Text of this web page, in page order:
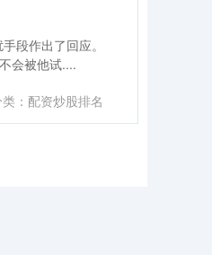
段作出了回应。
会被他试....
：配资炒股排名